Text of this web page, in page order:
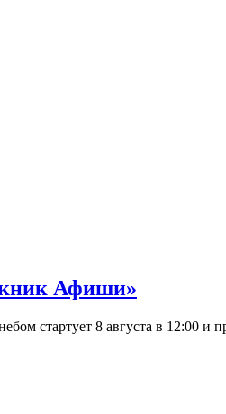
Афиши»
стартует 8 августа в 12:00 и